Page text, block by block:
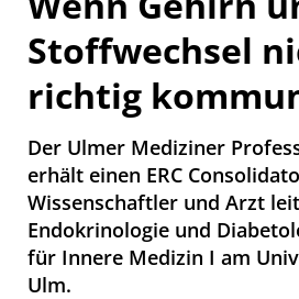
Stoffwechsel
richtig
Der Ulmer Mediziner
erhält einen ERC
Wissenschaftler und Arzt
Endokrinologie und
für Innere Medizin I am
Ulm.